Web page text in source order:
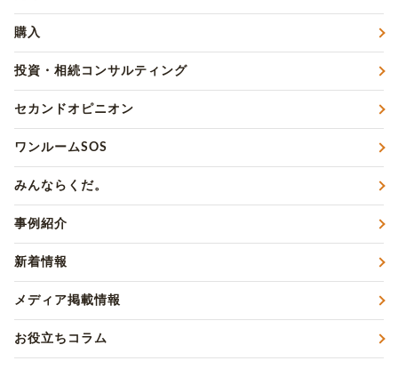
購入
投資・相続コンサルティング
セカンドオピニオン
ワンルームSOS
みんならくだ。
事例紹介
新着情報
メディア掲載情報
お役立ちコラム